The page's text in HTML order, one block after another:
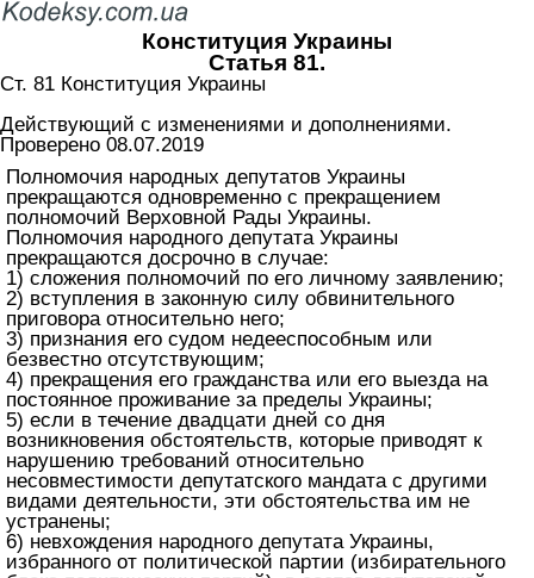
Конституция Украины
Статья 81.
Ст. 81 Конституция Украины
Действующий с изменениями и дополнениями.
Проверено 08.07.2019
Полномочия народных депутатов Украины
прекращаются одновременно с прекращением
полномочий Верховной Рады Украины.
Полномочия народного депутата Украины
прекращаются досрочно в случае:
1) сложения полномочий по его личному заявлению;
2) вступления в законную силу обвинительного
приговора относительно него;
3) признания его судом недееспособным или
безвестно отсутствующим;
4) прекращения его гражданства или его выезда на
постоянное проживание за пределы Украины;
5) если в течение двадцати дней со дня
возникновения обстоятельств, которые приводят к
нарушению требований относительно
несовместимости депутатского мандата с другими
видами деятельности, эти обстоятельства им не
устранены;
6) невхождения народного депутата Украины,
избранного от политической партии (избирательного